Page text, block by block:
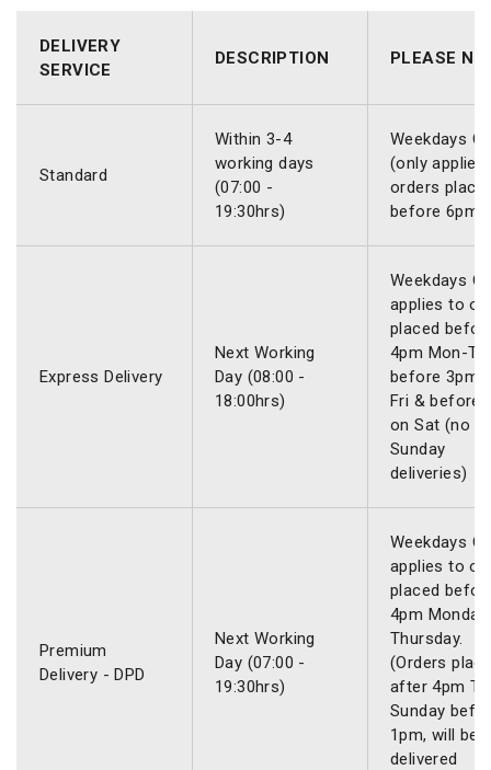
DELIVERY
SERVICE
DESCRIPTION PLEASE
Standard
Within 3-4
working days
(07:00 -
19:30hrs)
Weekdays
(only applies
orders
before 6pm)
Express Delivery
Next Working
Day (08:00 -
18:00hrs)
Weekdays
applies to
placed
4pm Mon-
before 3pm
Fri & before
on Sat (no
Sunday
deliveries)
Premium
Delivery - DPD
Next Working
Day (07:00 -
19:30hrs)
Weekdays
applies to
placed
4pm
Thursday.
(Orders
after 4pm
Sunday
1pm, will be
delivered